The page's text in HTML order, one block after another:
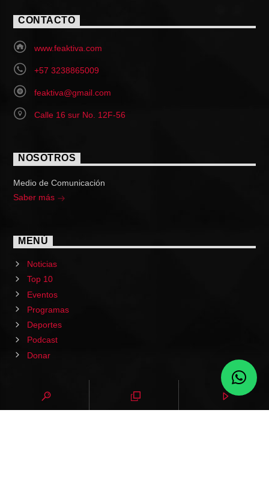
CONTACTO
www.feaktiva.com
+57 3238865009
feaktiva@gmail.com
Calle 16 sur No. 12F-56
NOSOTROS
Medio de Comunicación
Saber más
MENÚ
Noticias
Top 10
Eventos
Programas
Deportes
Podcast
Donar